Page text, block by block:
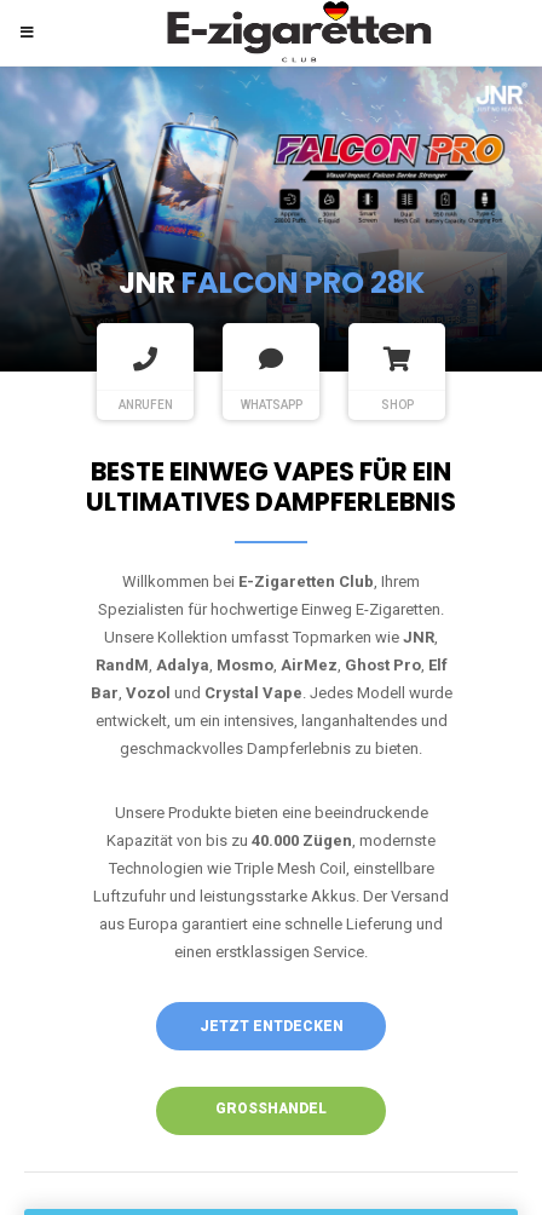
JNRSHISHA HOOKAH MAX
ANRUFEN WHATSAPP SHOP
BESTE EINWEG VAPES FÜR EIN
ULTIMATIVES DAMPFERLEBNIS
Willkommen bei E-Zigaretten Club, Ihrem
Spezialisten für hochwertige Einweg E-Zigaretten.
Unsere Kollektion umfasst Topmarken wie JNR,
RandM, Adalya, Mosmo, AirMez, Ghost Pro, Elf
Bar, Vozol und Crystal Vape. Jedes Modell wurde
entwickelt, um ein intensives, langanhaltendes und
geschmackvolles Dampferlebnis zu bieten.
Unsere Produkte bieten eine beeindruckende
Kapazität von bis zu 40.000 Zügen, modernste
Technologien wie Triple Mesh Coil, einstellbare
Luftzufuhr und leistungsstarke Akkus. Der Versand
aus Europa garantiert eine schnelle Lieferung und
einen erstklassigen Service.
JETZT ENTDECKEN
GROSSHANDEL